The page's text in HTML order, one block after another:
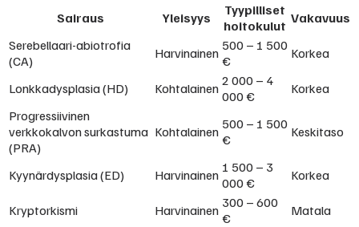
Sairaus Yleisyys
Tyypilliset
hoitokulut Vakavuus
Serebellaari-abiotrofia
(CA)
Harvinainen 500 – 1 500
€
Korkea
Lonkkadysplasia (HD) Kohtalainen 2 000 – 4
000 €
Korkea
Progressiivinen
verkkokalvon surkastuma
(PRA)
Kohtalainen 500 – 1 500
€
Keskitaso
Kyynärdysplasia (ED) Harvinainen 1 500 – 3
000 €
Korkea
Kryptorkismi Harvinainen 300 – 600
€
Matala